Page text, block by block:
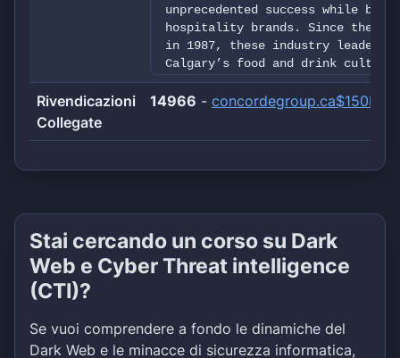
unprecedented success while
hospitality brands. Since the
in 1987, these industry leaders
Calgary’s food and drink
hospitality.Website:
St SE, Calgary, Alberta, T2G 3R4,
Rivendicazioni
Collegate
14966 -
Stai cercando un corso su Dark
Web e Cyber Threat intelligence
(CTI)?
Se vuoi comprendere a fondo le dinamiche del
Dark Web e le minacce di sicurezza informatica,